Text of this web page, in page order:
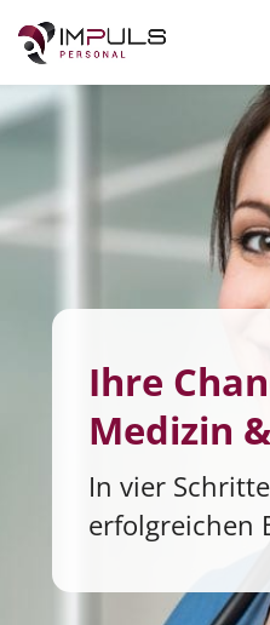
Zum
Inhalt
Ihre
Medizin
In vier
erfolgreichen